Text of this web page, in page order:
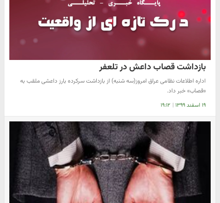
بازداشت قصاب داعش در تلعفر
اداره اطلاعات نظامی عراق امروز(سه شنبه) از بازداشت سرکرده بارز داعشی ملقب به
«قصاب» خبر داد.
۱۹ اسفند ۱۳۹۹ | ۱۹:۱۲